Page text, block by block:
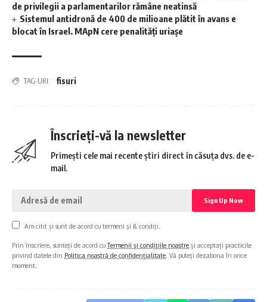
de privilegii a parlamentarilor rămâne neatinsă
Sistemul antidronă de 400 de milioane plătit în avans e
blocat în Israel. MApN cere penalități uriașe
TAG-URI: fisuri
Înscrieți-vă la newsletter
Primești cele mai recente știri direct în căsuța dvs. de e-
mail.
Am citit și sunt de acord cu termeni și & condiți.
Prin înscriere, sunteți de acord cuTermenii și condițiile noastre și acceptați practicile
privind datele din Politica noastră de confidențialitate . Vă puteți dezabona în orice
moment.